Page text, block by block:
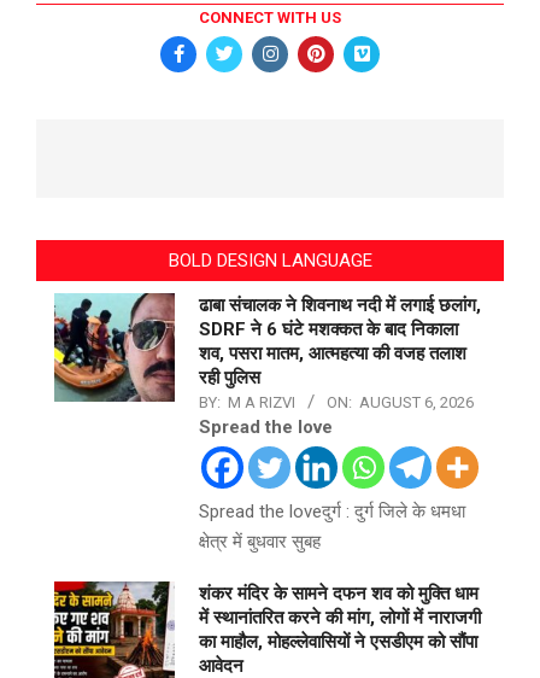
CONNECT WITH US
BOLD DESIGN LANGUAGE
ढाबा संचालक ने शिवनाथ नदी में लगाई छलांग,
SDRF ने 6 घंटे मशक्कत के बाद निकाला
शव, पसरा मातम, आत्महत्या की वजह तलाश
रही पुलिस
BY: M A RIZVI ON: AUGUST 6, 2026
Spread the love
Spread the loveदुर्ग : दुर्ग जिले के धमधा
क्षेत्र में बुधवार सुबह
शंकर मंदिर के सामने दफन शव को मुक्ति धाम
में स्थानांतरित करने की मांग, लोगों में नाराजगी
का माहौल, मोहल्लेवासियों ने एसडीएम को सौंपा
आवेदन